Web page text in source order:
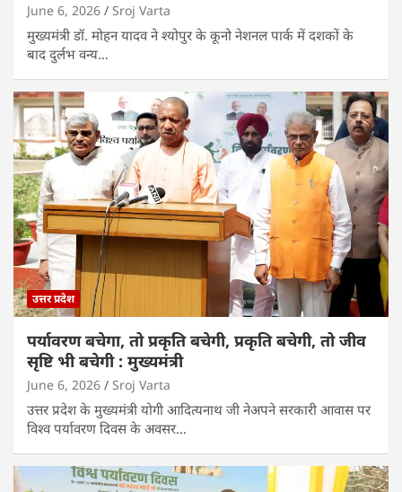
June 6, 2026 Sroj Varta
मुख्यमंत्री डॉ. मोहन यादव ने श्योपुर के कूनो नेशनल पार्क में दशकों के
बाद दुर्लभ वन्य…
उत्तर प्रदेश
पर्यावरण बचेगा, तो प्रकृति बचेगी, प्रकृति बचेगी, तो जीव
सृष्टि भी बचेगी : मुख्यमंत्री
June 6, 2026 Sroj Varta
उत्तर प्रदेश के मुख्यमंत्री योगी आदित्यनाथ जी नेअपने सरकारी आवास पर
विश्व पर्यावरण दिवस के अवसर…